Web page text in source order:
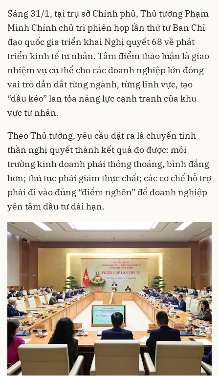
Sáng 31/1, tại trụ sở Chính phủ, Thủ tướng Phạm
Minh Chính chủ trì phiên họp lần thứ tư Ban Chỉ
đạo quốc gia triển khai Nghị quyết 68 về phát
triển kinh tế tư nhân. Tâm điểm thảo luận là giao
nhiệm vụ cụ thể cho các doanh nghiệp lớn đóng
vai trò dẫn dắt từng ngành, từng lĩnh vực, tạo
“đầu kéo” lan tỏa năng lực cạnh tranh của khu
vực tư nhân.
Theo Thủ tướng, yêu cầu đặt ra là chuyển tinh
thần nghị quyết thành kết quả đo được: môi
trường kinh doanh phải thông thoáng, bình đẳng
hơn; thủ tục phải giảm thực chất; các cơ chế hỗ trợ
phải đi vào đúng “điểm nghẽn” để doanh nghiệp
yên tâm đầu tư dài hạn.